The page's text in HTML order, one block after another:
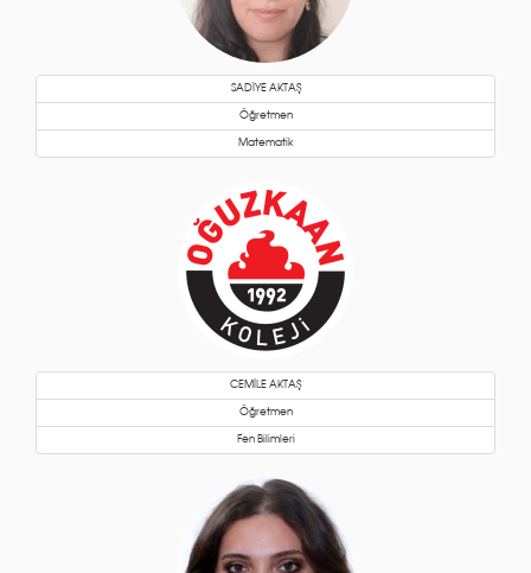
SADİYE AKTAŞ
Öğretmen
Matematik
CEMİLE AKTAŞ
Öğretmen
Fen Bilimleri